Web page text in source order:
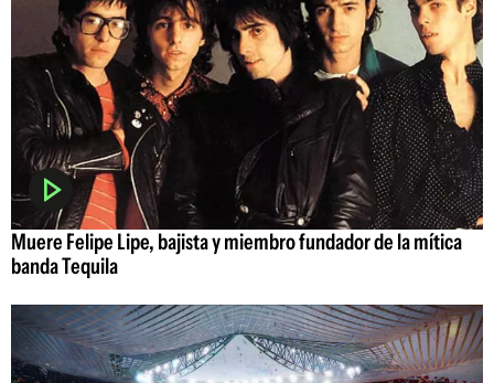
Muere Felipe Lipe, bajista y miembro fundador de la mítica
banda Tequila